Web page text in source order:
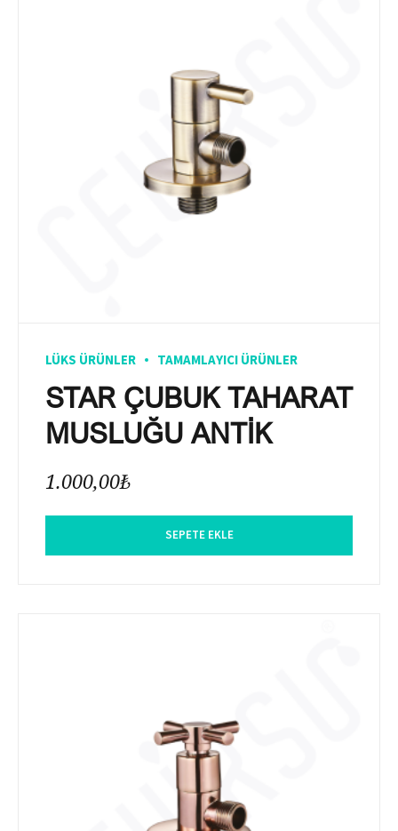
LÜKS ÜRÜNLER TAMAMLAYICI ÜRÜNLER
STAR ÇUBUK TAHARAT
MUSLUĞU ANTİK
1.000,00₺
SEPETE EKLE